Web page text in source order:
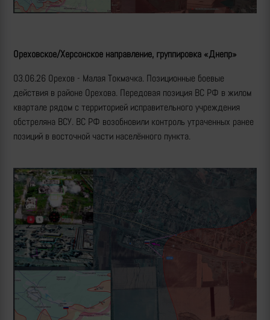
Ореховское/Херсонское направление, группировка «Днепр»
03.06.26 Орехов - Малая Токмачка. Позиционные боевые
действия в районе Орехова. Передовая позиция ВС РФ в жилом
квартале рядом с территорией исправительного учреждения
обстреляна ВСУ. ВС РФ возобновили контроль утраченных ранее
позиций в восточной части населённого пункта.